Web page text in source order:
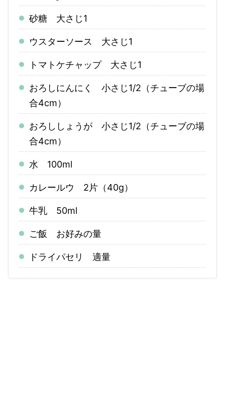
砂糖 大さじ1
ウスターソース 大さじ1
トマトケチャップ 大さじ1
おろしにんにく 小さじ1/2（チューブの場
合4cm）
おろししょうが 小さじ1/2（チューブの場
合4cm）
水 100ml
カレールウ 2片（40g）
牛乳 50ml
ご飯 お好みの量
ドライパセリ 適量